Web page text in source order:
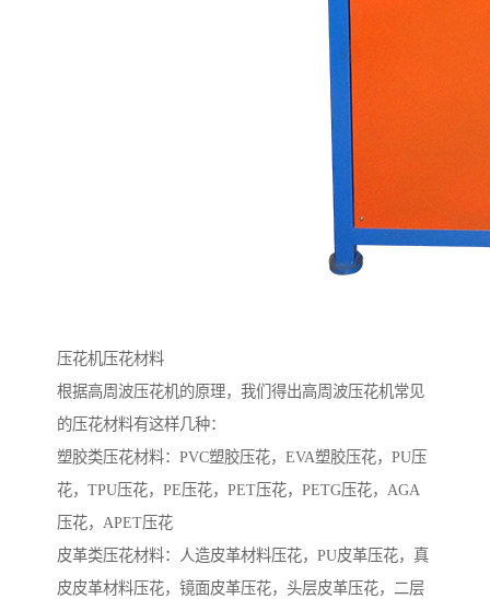
压花机压花材料
根据高周波压花机的原理，我们得出高周波压花机常见
的压花材料有这样几种：
塑胶类压花材料：PVC塑胶压花，EVA塑胶压花，PU压
花，TPU压花，PE压花，PET压花，PETG压花，AGA
压花，APET压花
皮革类压花材料：人造皮革材料压花，PU皮革压花，真
皮皮革材料压花，镜面皮革压花，头层皮革压花，二层